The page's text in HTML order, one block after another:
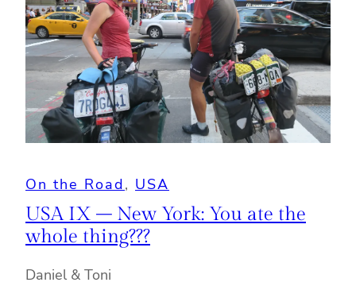
On the Road, USA
USA IX – New York: You ate the
whole thing???
Daniel & Toni